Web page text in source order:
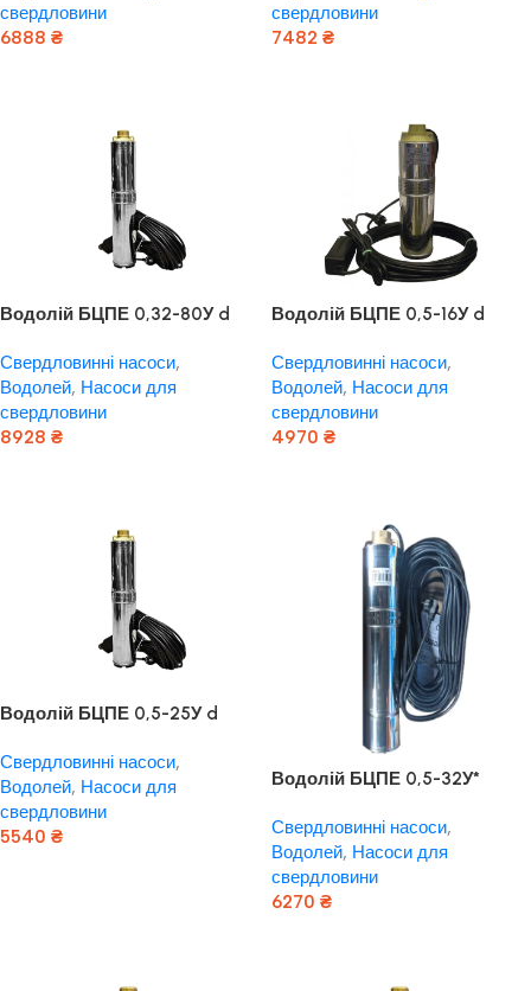
свердловини
6888 ₴
свердловини
7482 ₴
Водолій БЦПЕ 0,32-80У d
Свердловинні насоси,
Водолей, Насоси для
свердловини
8928 ₴
Водолій БЦПЕ 0,5-16У d
Свердловинні насоси,
Водолей, Насоси для
свердловини
4970 ₴
Водолій БЦПЕ 0,5-25У d
Свердловинні насоси,
Водолей, Насоси для
свердловини
5540 ₴
Водолій БЦПЕ 0,5-32У*
кабель 32 м
Свердловинні насоси,
Водолей, Насоси для
свердловини
6270 ₴